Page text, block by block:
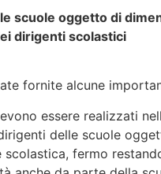
scuole oggetto di
dirigenti scolastici
fornite alcune
essere realizzati
delle scuole
fermo